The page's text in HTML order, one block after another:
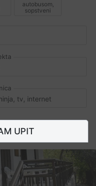
autobusom,
sopstveni
tv, internet
UPIT